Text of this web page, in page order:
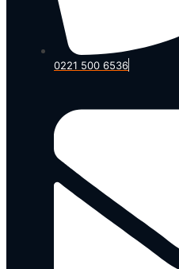
0221 500 6536